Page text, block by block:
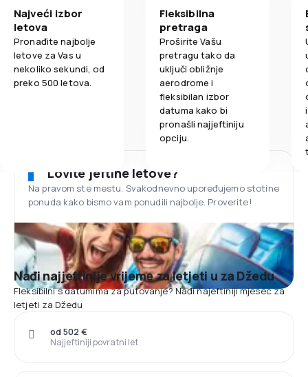
Najveći izbor
letova
Pronađite najbolje
letove za Vas u
nekoliko sekundi, od
preko 500 letova.
Fleksibilna
pretraga
Proširite Vašu
pretragu tako da
uključi obližnje
aerodrome i
fleksibilan izbor
datuma kako bi
pronašli najjeftiniju
opciju.
Lovite jeftine letove?
Na pravom ste mestu. Svakodnevno upoređujemo stotine
ponuda kako bismo vam ponudili najbolje. Proverite!
Nađi najjeftinije vrijeme za letjeti u za Džedu
Fleksibilni s datumima za putovanje? Nađi najeftiniji mjesec za
letjeti za Džedu
Najjeftiniji povratni let
od 502 €